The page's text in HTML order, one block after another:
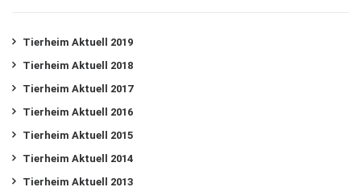
Tierheim Aktuell 2019
Tierheim Aktuell 2018
Tierheim Aktuell 2017
Tierheim Aktuell 2016
Tierheim Aktuell 2015
Tierheim Aktuell 2014
Tierheim Aktuell 2013